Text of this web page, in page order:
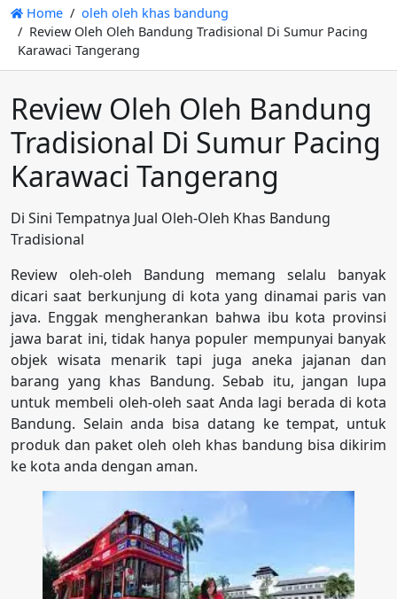
Home
oleh oleh khas bandung
Review Oleh Oleh Bandung Tradisional Di Sumur Pacing
Karawaci Tangerang
Review Oleh Oleh Bandung
Tradisional Di Sumur Pacing
Karawaci Tangerang
Di Sini Tempatnya Jual Oleh-Oleh Khas Bandung
Tradisional
Review oleh-oleh Bandung memang selalu banyak
dicari saat berkunjung di kota yang dinamai paris van
java. Enggak mengherankan bahwa ibu kota provinsi
jawa barat ini, tidak hanya populer mempunyai banyak
objek wisata menarik tapi juga aneka jajanan dan
barang yang khas Bandung. Sebab itu, jangan lupa
untuk membeli oleh-oleh saat Anda lagi berada di kota
Bandung. Selain anda bisa datang ke tempat, untuk
produk dan paket oleh oleh khas bandung bisa dikirim
ke kota anda dengan aman.